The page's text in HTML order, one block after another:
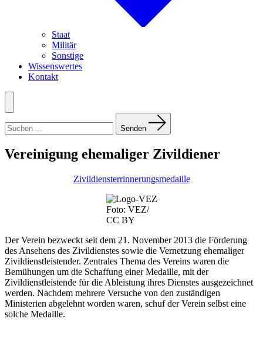
Staat
Militär
Sonstige
Wissenswertes
Kontakt
Menü
nach:
Senden
Vereinigung ehemaliger Zivildiener
Zivildiensterrinnerungsmedaille
Foto: VEZ/
CC BY
Der Verein bezweckt seit dem 21. November 2013 die Förderung
des Ansehens des Zivildienstes sowie die Vernetzung ehemaliger
Zivildienstleistender. Zentrales Thema des Vereins waren die
Bemühungen um die Schaffung einer Medaille, mit der
Zivildienstleistende für die Ableistung ihres Dienstes ausgezeichnet
werden. Nachdem mehrere Versuche von den zuständigen
Ministerien abgelehnt worden waren, schuf der Verein selbst eine
solche Medaille.